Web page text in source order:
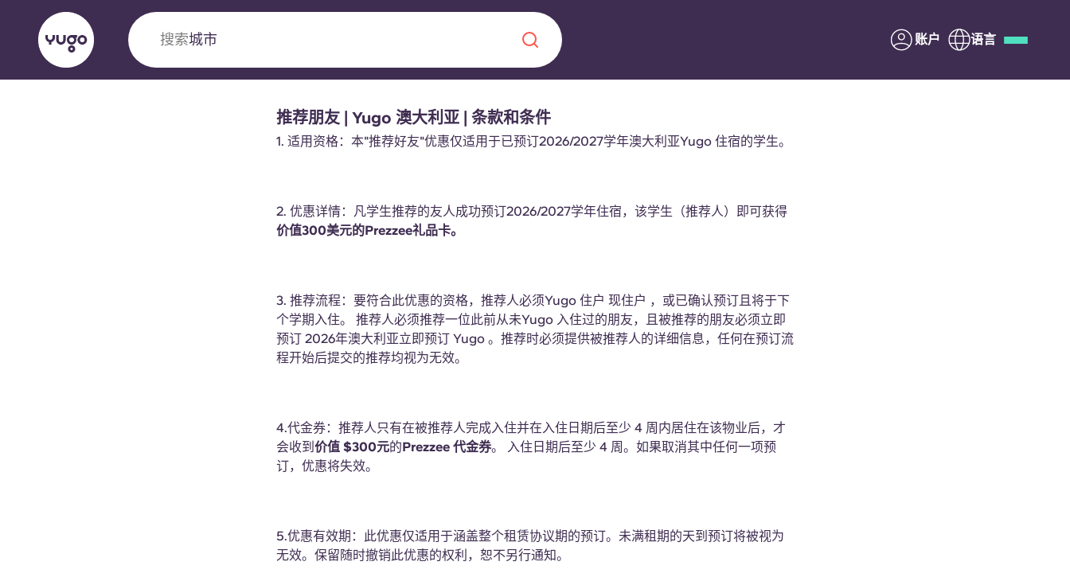
搜索 账户 语言
博客 联系我们
English (US) Chinese Español
推荐朋友 | Yugo 澳大利亚 | 条款和条件
1. 适用资格：本"推荐好友"优惠仅适用于已预订2026/2027学年澳大利亚Yugo 住宿的学生。
2. 优惠详情：凡学生推荐的友人成功预订2026/2027学年住宿，该学生（推荐人）即可获得
价值300美元的Prezzee礼品卡。
3. 推荐流程：要符合此优惠的资格，推荐人必须Yugo 住户 现住户 ，或已确认预订且将于下
个学期入住。 推荐人必须推荐一位此前从未Yugo 入住过的朋友，且被推荐的朋友必须立即
预订 2026年澳大利亚立即预订 Yugo 。推荐时必须提供被推荐人的详细信息，任何在预订流
程开始后提交的推荐均视为无效。
4.代金券：推荐人只有在被推荐人完成入住并在入住日期后至少 4 周内居住在该物业后，才
会收到 价值 $300元的Prezzee 代金券。 入住日期后至少 4 周。如果取消其中任何一项预
订，优惠将失效。
5.优惠有效期：此优惠仅适用于涵盖整个租赁协议期的预订。未满租期的天到预订将被视为
无效。保留随时撤销此优惠的权利，恕不另行通知。